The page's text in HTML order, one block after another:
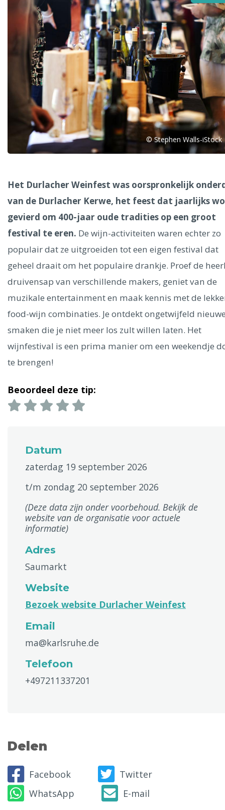
Alle steden
Phoenix
Dresden
Ålesund
Singapore
Berlijn Venetië
Dublin
Hong Kong München Wenen Budapest
Madrid
Vancouver
Alles bekijken
© Stephen Walls-iStock
Het Durlacher Weinfest was oorspronkelijk
van de Durlacher Kerwe, het feest dat jaarlijks
gevierd om 400-jaar oude tradities op een groot
festival te eren. De wijn-activiteiten waren echter zo
populair dat ze uitgroeiden tot een eigen festival dat
geheel draait om het populaire drankje. Proef de
druivensap van verschillende makers, geniet van de
muzikale entertainment en maak kennis met de
food-wijn combinaties. Je ontdekt ongetwijfeld
smaken die je niet meer los zult willen laten. Het
wijnfestival is een prima manier om een weekendje
te brengen!
Beoordeel deze tip:
Datum
zaterdag 19 september 2026
t/m zondag 20 september 2026
(Deze data zijn onder voorbehoud. Bekijk de
website van de organisatie voor actuele
informatie)
Adres
Saumarkt
Website
Bezoek website Durlacher Weinfest
Email
ma@karlsruhe.de
Telefoon
+497211337201
Delen
Facebook
Twitter
WhatsApp
E-mail